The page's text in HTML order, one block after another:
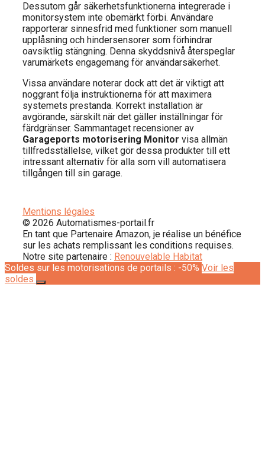
Dessutom går säkerhetsfunktionerna integrerade i
monitorsystem inte obemärkt förbi. Användare
rapporterar sinnesfrid med funktioner som manuell
upplåsning och hindersensorer som förhindrar
oavsiktlig stängning. Denna skyddsnivå återspeglar
varumärkets engagemang för användarsäkerhet.
Vissa användare noterar dock att det är viktigt att
noggrant följa instruktionerna för att maximera
systemets prestanda. Korrekt installation är
avgörande, särskilt när det gäller inställningar för
färdgränser. Sammantaget recensioner av
Garageports motorisering Monitor visa allmän
tillfredsställelse, vilket gör dessa produkter till ett
intressant alternativ för alla som vill automatisera
tillgången till sin garage.
Mentions légales
© 2026 Automatismes-portail.fr
En tant que Partenaire Amazon, je réalise un bénéfice
sur les achats remplissant les conditions requises.
Notre site partenaire : Renouvelable Habitat
Soldes sur les motorisations de portails : -50% Voir les
soldes